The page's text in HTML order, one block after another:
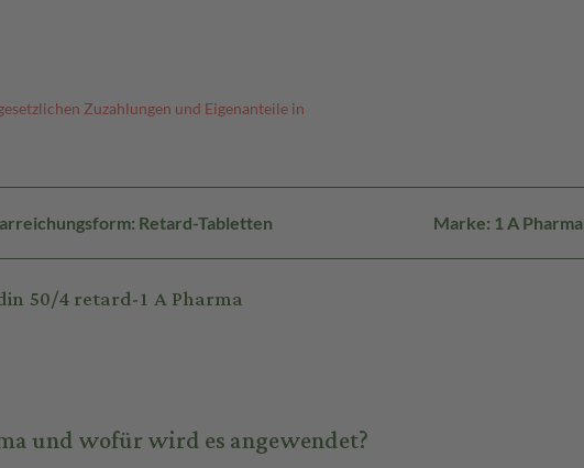
Zuzahlungen und Eigenanteile in
Retard-Tabletten Marke: 1 A Pharma
50/4 retard-1 A Pharma
und wofür wird es angewendet?